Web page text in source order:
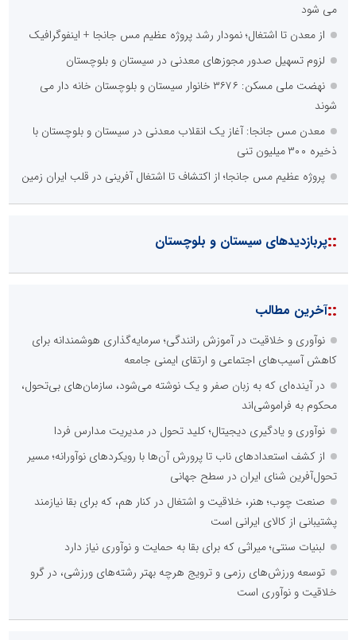
می شود
از معدن تا اشتغال؛ نمودار رشد پروژه عظیم مس جانجا + اینفوگرافیک
لزوم تسهیل صدور مجوزهای معدنی در سیستان و بلوچستان
نهضت ملی مسکن: ۳۶۷۶ خانوار سیستان و بلوچستان خانه دار می
شوند
معدن مس جانجا: آغاز یک انقلاب معدنی در سیستان و بلوچستان با
ذخیره ۳۰۰ میلیون تنی
پروژه عظیم مس جانجا؛ از اکتشاف تا اشتغال آفرینی در قلب ایران زمین
::پربازدیدهای سیستان و بلوچستان
::آخرین مطالب
نوآوری و خلاقیت در آموزش رانندگی؛ سرمایه‌گذاری هوشمندانه برای
کاهش آسیب‌های اجتماعی و ارتقای ایمنی جامعه
در آینده‌ای که به زبان صفر و یک نوشته می‌شود، سازمان‌های بی‌تحول،
محکوم به فراموشی‌اند
نوآوری و یادگیری دیجیتال؛ کلید تحول در مدیریت مدارس فردا
از کشف استعدادهای ناب تا پرورش آن‌ها با رویکردهای نوآورانه؛ مسیر
تحول‌آفرین شنای ایران در سطح جهانی
صنعت چوب؛ هنر، خلاقیت و اشتغال در کنار هم، که برای بقا نیازمند
پشتیبانی از کالای ایرانی است
لبنیات سنتی؛ میراثی که برای بقا به حمایت و نوآوری نیاز دارد
توسعه ورزش‌های رزمی و ترویج هرچه بهتر رشته‌های ورزشی، در گرو
خلاقیت و نوآوری است